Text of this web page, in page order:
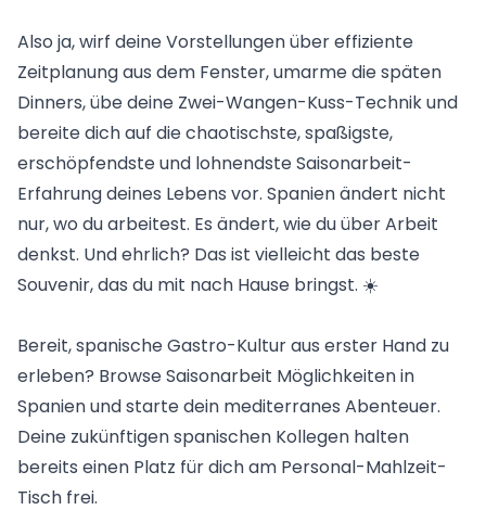
Also ja, wirf deine Vorstellungen über effiziente
Zeitplanung aus dem Fenster, umarme die späten
Dinners, übe deine Zwei-Wangen-Kuss-Technik und
bereite dich auf die chaotischste, spaßigste,
erschöpfendste und lohnendste Saisonarbeit-
Erfahrung deines Lebens vor. Spanien ändert nicht
nur, wo du arbeitest. Es ändert, wie du über Arbeit
denkst. Und ehrlich? Das ist vielleicht das beste
Souvenir, das du mit nach Hause bringst. ☀️
Bereit, spanische Gastro-Kultur aus erster Hand zu
erleben? BrowseSaisonarbeit Möglichkeiten in
Spanienund starte dein mediterranes Abenteuer.
Deine zukünftigen spanischen Kollegen halten
bereits einen Platz für dich am Personal-Mahlzeit-
Tisch frei.